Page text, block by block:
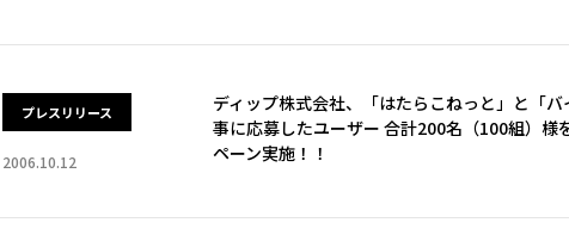
プレスリリース
2006.10.12
ディップ株式会社、「はたらこねっと」と「
事に応募したユーザー 合計200名（100組）様
ペーン実施！！